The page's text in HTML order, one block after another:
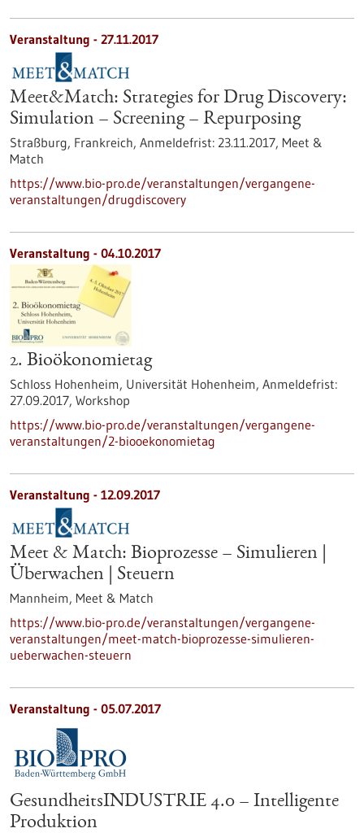
Veranstaltung - 27.11.2017
Meet&Match: Strategies for Drug Discovery:
Simulation – Screening – Repurposing
Straßburg, Frankreich, Anmeldefrist: 23.11.2017, Meet &
Match
https://www.bio-pro.de/veranstaltungen/vergangene-
veranstaltungen/drugdiscovery
Veranstaltung - 04.10.2017
2. Bioökonomietag
Schloss Hohenheim, Universität Hohenheim, Anmeldefrist:
27.09.2017, Workshop
https://www.bio-pro.de/veranstaltungen/vergangene-
veranstaltungen/2-biooekonomietag
Veranstaltung - 12.09.2017
Meet & Match: Bioprozesse – Simulieren |
Überwachen | Steuern
Mannheim, Meet & Match
https://www.bio-pro.de/veranstaltungen/vergangene-
veranstaltungen/meet-match-bioprozesse-simulieren-
ueberwachen-steuern
Veranstaltung - 05.07.2017
GesundheitsINDUSTRIE 4.0 – Intelligente
Produktion